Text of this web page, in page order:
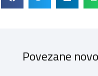
Povezane